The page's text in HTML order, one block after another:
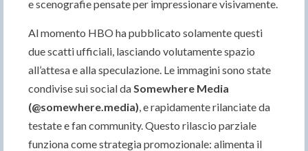
e scenografie pensate per impressionare visivamente.
Al momento HBO ha pubblicato solamente questi
due scatti ufficiali, lasciando volutamente spazio
all’attesa e alla speculazione. Le immagini sono state
condivise sui social daSomewhere Media
(@somewhere.media), e rapidamente rilanciate da
testate e fan community. Questo rilascio parziale
funziona come strategia promozionale: alimenta il